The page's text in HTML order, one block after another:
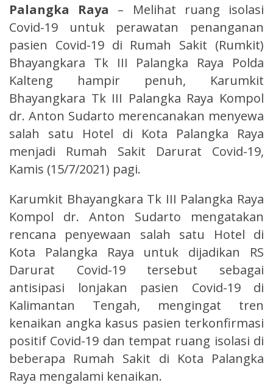
Palangka Raya – Melihat ruang isolasi
Covid-19 untuk perawatan penanganan
pasien Covid-19 di Rumah Sakit (Rumkit)
Bhayangkara Tk III Palangka Raya Polda
Kalteng hampir penuh, Karumkit
Bhayangkara Tk III Palangka Raya Kompol
dr. Anton Sudarto merencanakan menyewa
salah satu Hotel di Kota Palangka Raya
menjadi Rumah Sakit Darurat Covid-19,
Kamis (15/7/2021) pagi.
Karumkit Bhayangkara Tk III Palangka Raya
Kompol dr. Anton Sudarto mengatakan
rencana penyewaan salah satu Hotel di
Kota Palangka Raya untuk dijadikan RS
Darurat Covid-19 tersebut sebagai
antisipasi lonjakan pasien Covid-19 di
Kalimantan Tengah, mengingat tren
kenaikan angka kasus pasien terkonfirmasi
positif Covid-19 dan tempat ruang isolasi di
beberapa Rumah Sakit di Kota Palangka
Raya mengalami kenaikan.